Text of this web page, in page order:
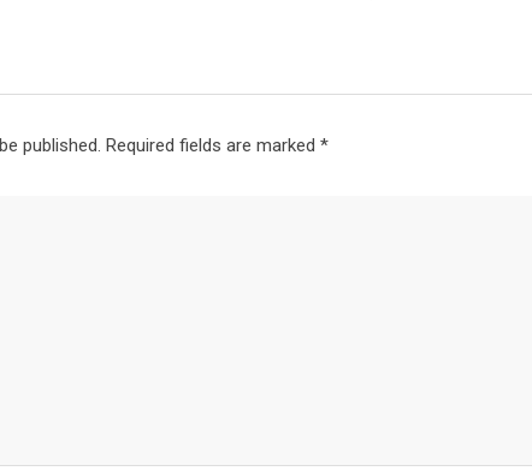
published. Required fields are marked *